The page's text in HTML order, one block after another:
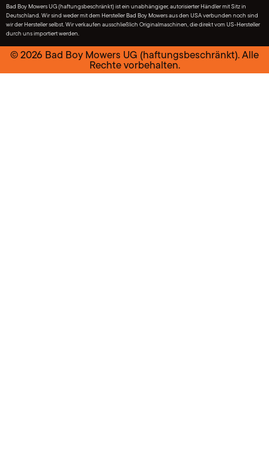
Bad Boy Mowers UG (haftungsbeschränkt) ist ein unabhängiger, autorisierter Händler mit Sitz in
Deutschland. Wir sind weder mit dem Hersteller Bad Boy Mowers aus den USA verbunden noch sind
wir der Hersteller selbst. Wir verkaufen ausschließlich Originalmaschinen, die direkt vom US-Hersteller
durch uns importiert werden.
© 2026 Bad Boy Mowers UG (haftungsbeschränkt). Alle
Rechte vorbehalten.